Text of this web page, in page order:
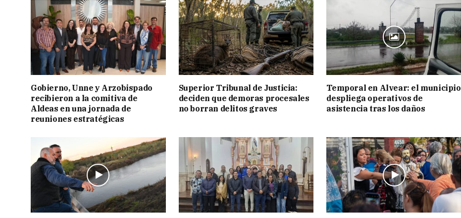
Gobierno, Unne y Arzobispado
recibieron a la comitiva de
Aldeas en una jornada de
reuniones estratégicas
Superior Tribunal de Justicia:
deciden que demoras procesales
no borran delitos graves
Temporal en Alvear: el municipio
despliega operativos de
asistencia tras los daños